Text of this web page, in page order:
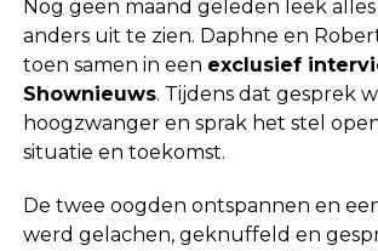
Nog geen maand geleden leek alles
anders uit te zien. Daphne en
toen samen in een exclusief
Shownieuws. Tijdens dat gesprek
hoogzwanger en sprak het stel
situatie en toekomst.
De twee oogden ontspannen en
werd gelachen, geknuffeld en